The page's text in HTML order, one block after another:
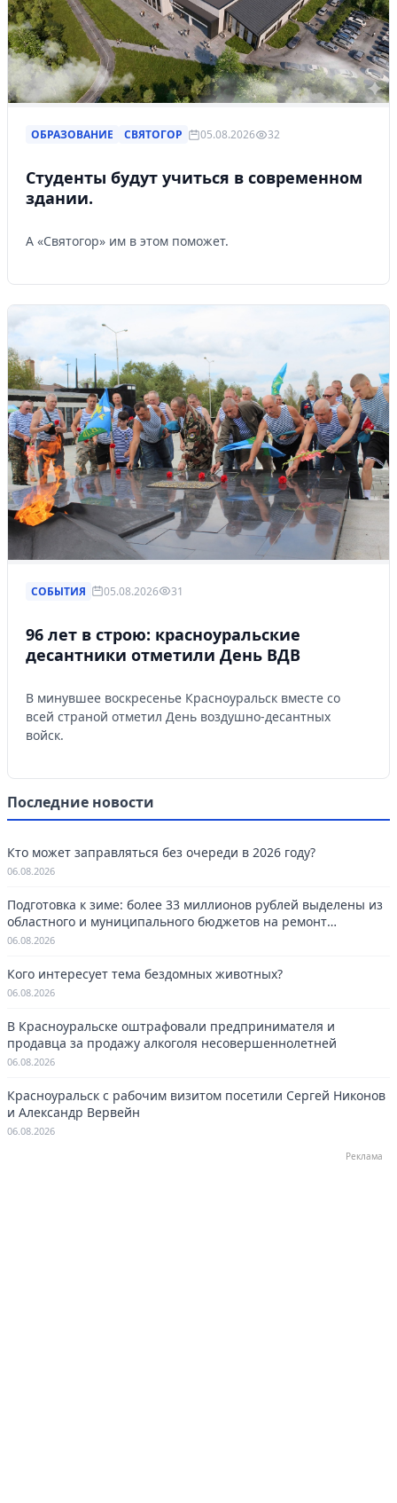
ОБРАЗОВАНИЕ СВЯТОГОР 05.08.2026 32
Студенты будут учиться в современном
здании.
А «Святогор» им в этом поможет.
СОБЫТИЯ 05.08.2026 31
96 лет в строю: красноуральские
десантники отметили День ВДВ
В минувшее воскресенье Красноуральск вместе со
всей страной отметил День воздушно-десантных
войск.
Последние новости
Кто может заправляться без очереди в 2026 году?
06.08.2026
Подготовка к зиме: более 33 миллионов рублей выделены из
областного и муниципального бюджетов на ремонт
котельных в Красноуральске.
06.08.2026
Кого интересует тема бездомных животных?
06.08.2026
В Красноуральске оштрафовали предпринимателя и
продавца за продажу алкоголя несовершеннолетней
06.08.2026
Красноуральск с рабочим визитом посетили Сергей Никонов
и Александр Вервейн
06.08.2026
Реклама